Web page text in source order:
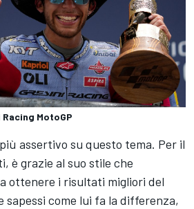
MotoGP
assertivo su questo tema. Per il
è grazie al suo stile che
ottenere i risultati migliori del
sapessi come lui fa la differenza,